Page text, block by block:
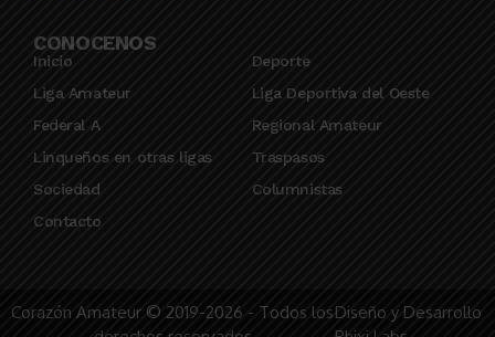
CONOCENOS
Inicio
Deporte
Liga Amateur
Liga Deportiva del Oeste
Federal A
Regional Amateur
Linqueños en otras ligas
Traspasos
Sociedad
Columnistas
Contacto
Corazón Amateur © 2019-2026 - Todos losDiseño y Desarrollo